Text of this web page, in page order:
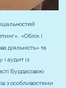
«Облік і
діяльність» та
аудит із
Бурдасовою
з особливостями